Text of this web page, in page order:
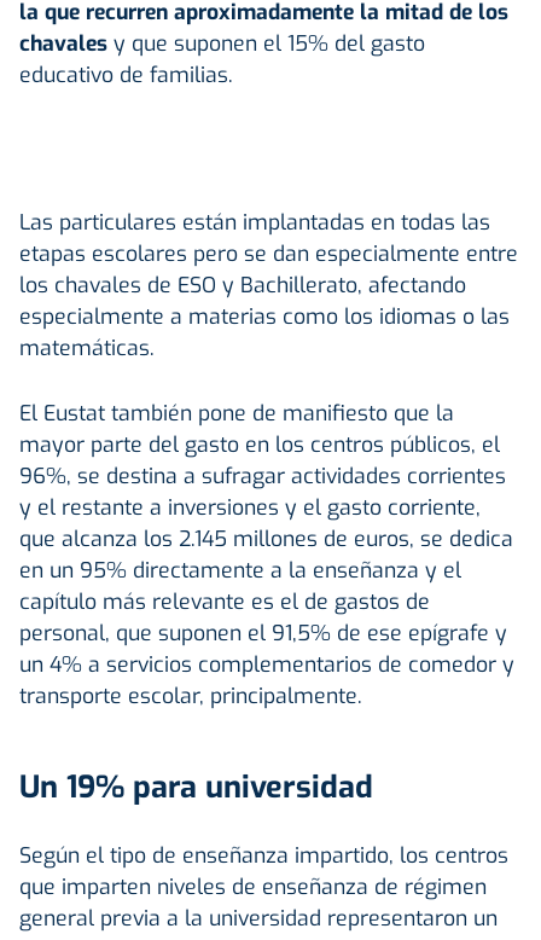
la que recurren aproximadamente la mitad de los
chavales y que suponen el 15% del gasto
educativo de familias.
Las particulares están implantadas en todas las
etapas escolares pero se dan especialmente entre
los chavales de ESO y Bachillerato, afectando
especialmente a materias como los idiomas o las
matemáticas.
El Eustat también pone de manifiesto que la
mayor parte del gasto en los centros públicos, el
96%, se destina a sufragar actividades corrientes
y el restante a inversiones y el gasto corriente,
que alcanza los 2.145 millones de euros, se dedica
en un 95% directamente a la enseñanza y el
capítulo más relevante es el de gastos de
personal, que suponen el 91,5% de ese epígrafe y
un 4% a servicios complementarios de comedor y
transporte escolar, principalmente.
Un 19% para universidad
Según el tipo de enseñanza impartido, los centros
que imparten niveles de enseñanza de régimen
general previa a la universidad representaron un